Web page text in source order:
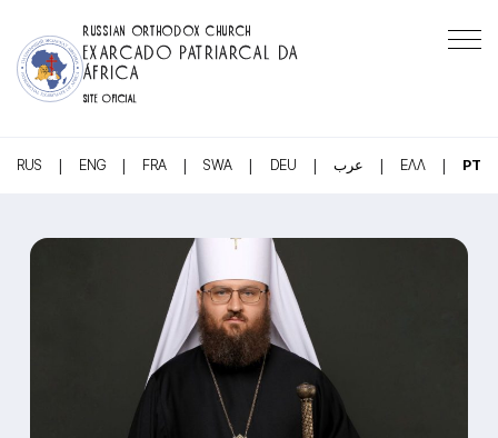
RUSSIAN ORTHODOX CHURCH
EXARCADO PATRIARCAL DA
ÁFRICA
SITE OFICIAL
RUS | ENG | FRA | SWA | DEU | عرب | ΕΛΛ | PT